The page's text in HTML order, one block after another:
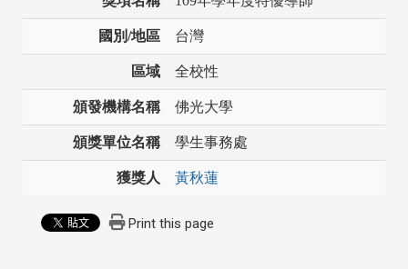
國別/地區 台灣
區域 全校性
頒發機構名稱 佛光大學
頒獎單位名稱 學生事務處
獲獎人 黃秋蓮
Print this page